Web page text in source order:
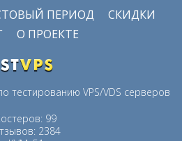
ПЕРИОД
СКИДКИ
О ПРОЕКТЕ
тестированию VPS/VDS серверов
99
2384